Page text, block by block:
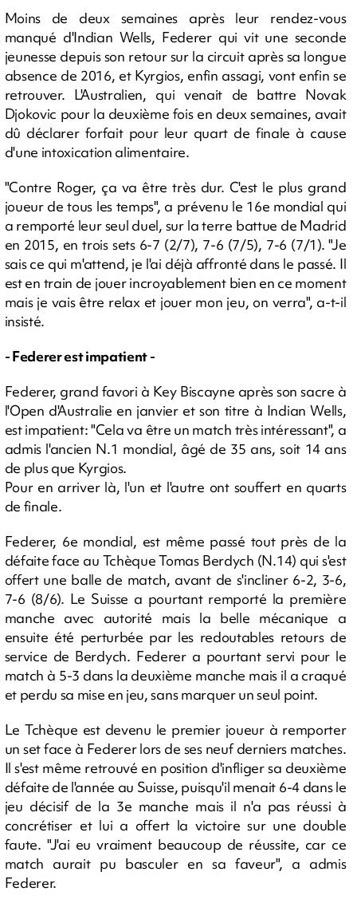
Moins de deux semaines après leur rendez-vous
manqué d'Indian Wells, Federer qui vit une seconde
jeunesse depuis son retour sur la circuit après sa longue
absence de 2016, et Kyrgios, enfin assagi, vont enfin se
retrouver. L'Australien, qui venait de battre Novak
Djokovic pour la deuxième fois en deux semaines, avait
dû déclarer forfait pour leur quart de finale à cause
d'une intoxication alimentaire.
"Contre Roger, ça va être très dur. C'est le plus grand
joueur de tous les temps", a prévenu le 16e mondial qui
a remporté leur seul duel, sur la terre battue de Madrid
en 2015, en trois sets 6-7 (2/7), 7-6 (7/5), 7-6 (7/1). "Je
sais ce qui m'attend, je l'ai déjà affronté dans le passé. Il
est en train de jouer incroyablement bien en ce moment
mais je vais être relax et jouer mon jeu, on verra", a-t-il
insisté.
- Federer est impatient -
Federer, grand favori à Key Biscayne après son sacre à
l'Open d'Australie en janvier et son titre à Indian Wells,
est impatient: "Cela va être un match très intéressant", a
admis l'ancien N.1 mondial, âgé de 35 ans, soit 14 ans
de plus que Kyrgios.
Pour en arriver là, l'un et l'autre ont souffert en quarts
de finale.
Federer, 6e mondial, est même passé tout près de la
défaite face au Tchèque Tomas Berdych (N.14) qui s'est
offert une balle de match, avant de s'incliner 6-2, 3-6,
7-6 (8/6). Le Suisse a pourtant remporté la première
manche avec autorité mais la belle mécanique a
ensuite été perturbée par les redoutables retours de
service de Berdych. Federer a pourtant servi pour le
match à 5-3 dans la deuxième manche mais il a craqué
et perdu sa mise en jeu, sans marquer un seul point.
Le Tchèque est devenu le premier joueur à remporter
un set face à Federer lors de ses neuf derniers matches.
Il s'est même retrouvé en position d'infliger sa deuxième
défaite de l'année au Suisse, puisqu'il menait 6-4 dans le
jeu décisif de la 3e manche mais il n'a pas réussi à
concrétiser et lui a offert la victoire sur une double
faute. "J'ai eu vraiment beaucoup de réussite, car ce
match aurait pu basculer en sa faveur", a admis
Federer.